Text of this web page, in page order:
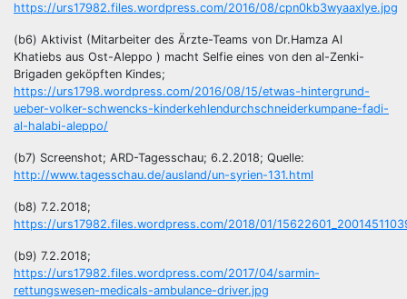
https://urs17982.files.wordpress.com/2016/08/cpn0kb3wyaaxlye.jpg
(b6) Aktivist (Mitarbeiter des Ärzte-Teams von Dr.Hamza Al
Khatiebs aus Ost-Aleppo ) macht Selfie eines von den al-Zenki-
Brigaden geköpften Kindes;
https://urs1798.wordpress.com/2016/08/15/etwas-hintergrund-
ueber-volker-schwencks-kinderkehlendurchschneiderkumpane-fadi-
al-halabi-aleppo/
(b7) Screenshot; ARD-Tagesschau; 6.2.2018; Quelle:
http://www.tagesschau.de/ausland/un-syrien-131.html
(b8) 7.2.2018;
https://urs17982.files.wordpress.com/2018/01/
(b9) 7.2.2018;
https://urs17982.files.wordpress.com/2017/04/sarmin-
rettungswesen-medicals-ambulance-driver.jpg